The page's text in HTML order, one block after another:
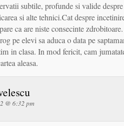
subtile, profunde si valide
si alte tehnici.Cat despre
ca are niste consecinte
pe elevi sa aduca o data pe
in clasa. In mod fericit, cam
aleasa.
@ 6:32 pm